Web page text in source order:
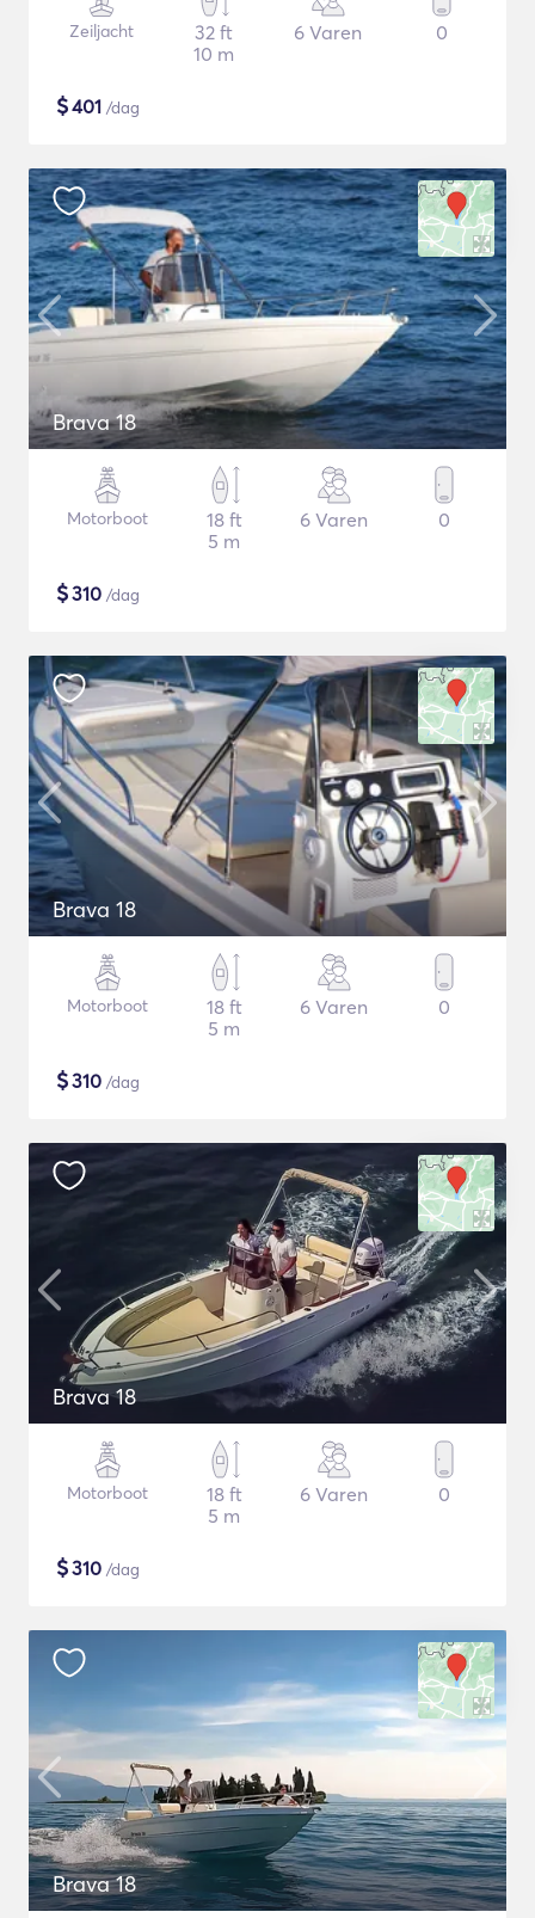
Zeiljacht
32 ft
10 m
6 Varen 0
$401 /dag
Brava 18
Motorboot
18 ft
5 m
6 Varen 0
$310 /dag
Brava 18
Motorboot
18 ft
5 m
6 Varen 0
$310 /dag
Brava 18
Motorboot
18 ft
5 m
6 Varen 0
$310 /dag
Brava 18